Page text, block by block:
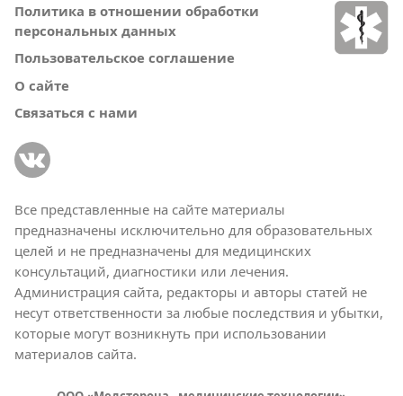
Политика в отношении обработки
персональных данных
Пользовательское соглашение
О сайте
Связаться с нами
Все представленные на сайте материалы
предназначены исключительно для образовательных
целей и не предназначены для медицинских
консультаций, диагностики или лечения.
Администрация сайта, редакторы и авторы статей не
несут ответственности за любые последствия и убытки,
которые могут возникнуть при использовании
материалов сайта.